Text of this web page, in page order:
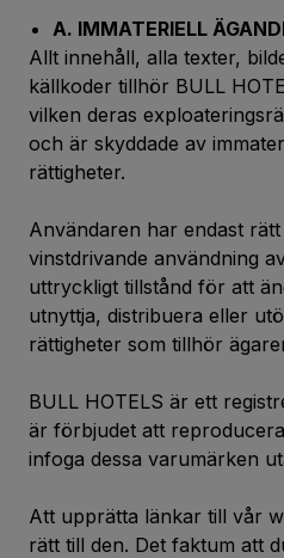
A. IMMATERIELL
Allt innehåll, alla texter,
källkoder tillhör BULL
vilken deras
och är skyddade av
rättigheter.
Användaren har endast
vinstdrivande användning
uttryckligt tillstånd för att
utnyttja, distribuera eller
rättigheter som tillhör
BULL HOTELS är ett
är förbjudet att
infoga dessa varumärken
Att upprätta länkar till vår
rätt till den. Det faktum att